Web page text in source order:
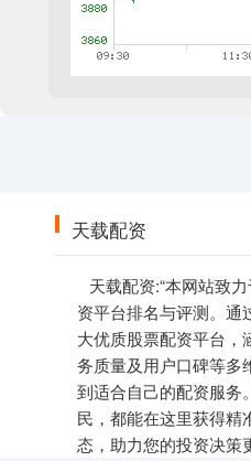
天载配资
天载配资:“本网站致
资平台排名与评测。通
大优质股票配资平台，
务质量及用户口碑等多
到适合自己的配资服务
民，都能在这里获得精
态，助力您的投资决策